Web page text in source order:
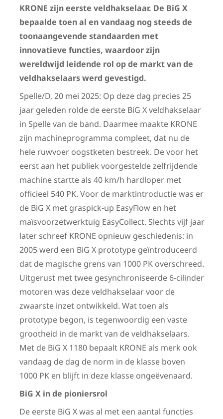
KRONE zijn eerste veldhakselaar. De BiG X
bepaalde toen al en vandaag nog steeds de
toonaangevende standaarden met
innovatieve functies, waardoor zijn
wereldwijd leidende rol op de markt van de
veldhakselaars werd gevestigd.
Spelle/D, 20 mei 2025: Op deze dag precies 25
jaar geleden rolde de eerste BiG X veldhakselaar
in Spelle van de band. Daarmee maakte KRONE
zijn machineprogramma compleet, dat nu de
hele ruwvoer oogstketen bestreek. De voor het
eerst aan het publiek voorgestelde zelfrijdende
machine startte als 40 km/h hardloper met
officieel 540 PK. Voor de marktintroductie was er
de BiG X met graspick-up EasyFlow en het
maïsvoorzetwerktuig EasyCollect. Slechts vijf jaar
later schreef KRONE opnieuw geschiedenis: in
2005 werd een BiG X prototype geïntroduceerd
dat de magische grens van 1000 PK overschreed.
Uitgerust met twee gesynchroniseerde 6-cilinder
motoren was deze veldhakselaar voor de
zwaarste inzet ontwikkeld. Wat toen als
prototype begon, is tegenwoordig een vaste
grootheid in de markt van de veldhakselaars.
Met de BiG X 1180 bepaalt KRONE als merk ook
vandaag de dag de norm in de klasse boven
1000 PK en blijft in deze klasse ongeëvenaard.
BiG X in de pioniersrol
De eerste BiG X was al met een aantal functies